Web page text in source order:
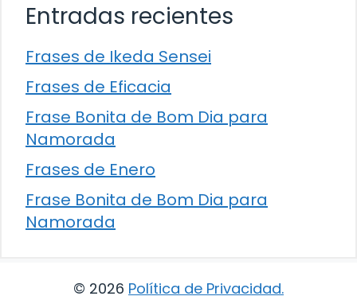
Entradas recientes
Frases de Ikeda Sensei
Frases de Eficacia
Frase Bonita de Bom Dia para
Namorada
Frases de Enero
Frase Bonita de Bom Dia para
Namorada
© 2026 Política de Privacidad.